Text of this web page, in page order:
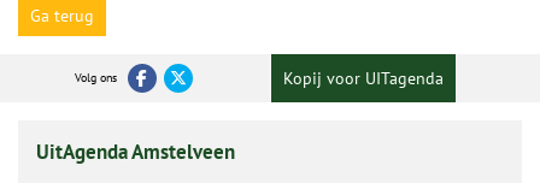
Ga terug
Volg ons Kopij voor UITagenda
UitAgenda Amstelveen